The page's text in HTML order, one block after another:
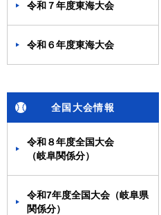
令和７年度東海大会
令和６年度東海大会
全国大会情報
令和８年度全国大会
（岐阜関係分）
令和7年度全国大会（岐阜県
関係分）